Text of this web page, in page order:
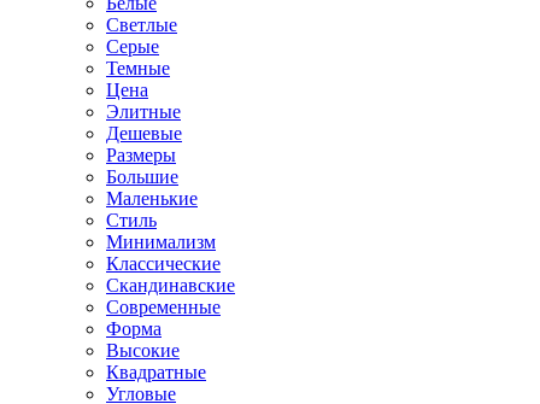
Светлые
Серые
Темные
Цена
Элитные
Дешевые
Размеры
Большие
Маленькие
Стиль
Минимализм
Классические
Скандинавские
Современные
Форма
Высокие
Квадратные
Угловые